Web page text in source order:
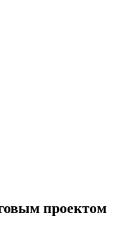
проектом